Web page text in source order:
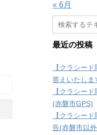
« 6月
最近の投稿
【クラシー
答えいたしま
【クラシー
(赤磐市GPS)
【クラシー
告(赤磐市以